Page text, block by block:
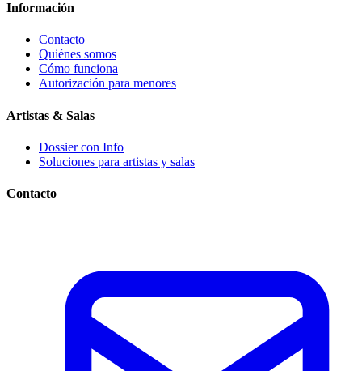
Información
Contacto
Quiénes somos
Cómo funciona
Autorización para menores
Artistas & Salas
Dossier con Info
Soluciones para artistas y salas
Contacto